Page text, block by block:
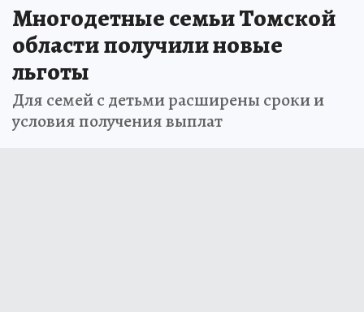
Многодетные семьи Томской
области получили новые
льготы
Для семей с детьми расширены сроки и
условия получения выплат